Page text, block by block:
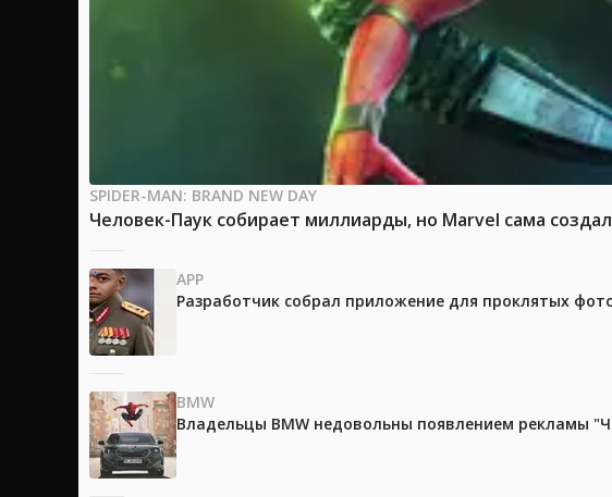
SPIDER-MAN: BRAND NEW DAY
Человек-Паук собирает миллиарды, но Marvel сама
APP
Разработчик собрал приложение для проклятых
BMW
Владельцы BMW недовольны появлением рекламы